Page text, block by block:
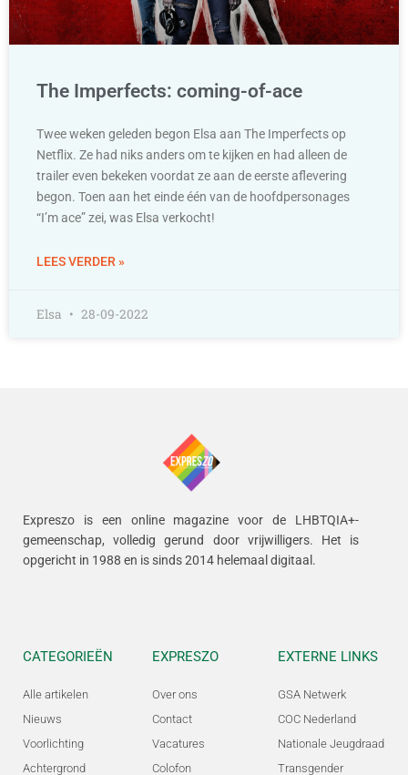
The Imperfects: coming-of-ace
Twee weken geleden begon Elsa aan The Imperfects op
Netflix. Ze had niks anders om te kijken en had alleen de
trailer even bekeken voordat ze aan de eerste aflevering
begon. Toen aan het einde één van de hoofdpersonages
“I’m ace” zei, was Elsa verkocht!
LEES VERDER »
Elsa 28-09-2022
Expreszo is een online magazine voor de LHBTQIA+-
gemeenschap, volledig gerund door vrijwilligers. Het is
opgericht in 1988 en is sinds 2014 helemaal digitaal.
CATEGORIEËN
Alle artikelen
Nieuws
Voorlichting
Achtergrond
EXPRESZO
Over ons
Contact
Vacatures
Colofon
EXTERNE LINKS
GSA Netwerk
COC Nederland
Nationale Jeugdraad
Transgender